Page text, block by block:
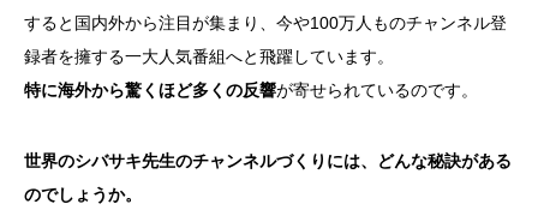
すると国内外から注目が集まり、今や100万人ものチャンネル登
録者を擁する一大人気番組へと飛躍しています。
特に海外から驚くほど多くの反響が寄せられているのです。
世界のシバサキ先生のチャンネルづくりには、どんな秘訣がある
のでしょうか。